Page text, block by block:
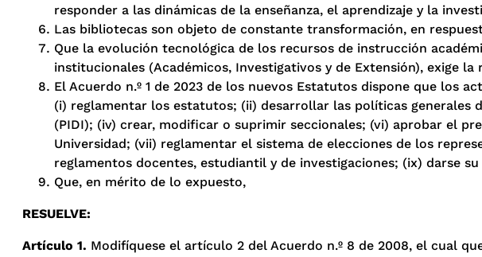
responder a las dinámicas de la enseñanza, el aprendizaje y la
Las bibliotecas son objeto de constante transformación, en
Que la evolución tecnológica de los recursos de instrucción
institucionales (Académicos, Investigativos y de Extensión), exige
El Acuerdo n.º 1 de 2023 de los nuevos Estatutos dispone que los
(i) reglamentar los estatutos; (ii) desarrollar las políticas
(PIDI); (iv) crear, modificar o suprimir seccionales; (vi) aprobar el
Universidad; (vii) reglamentar el sistema de elecciones de los
reglamentos docentes, estudiantil y de investigaciones; (ix) darse
Que, en mérito de lo expuesto,
RESUELVE:
Artículo 1. Modifíquese el artículo 2 del Acuerdo n.º 8 de 2008, el cual